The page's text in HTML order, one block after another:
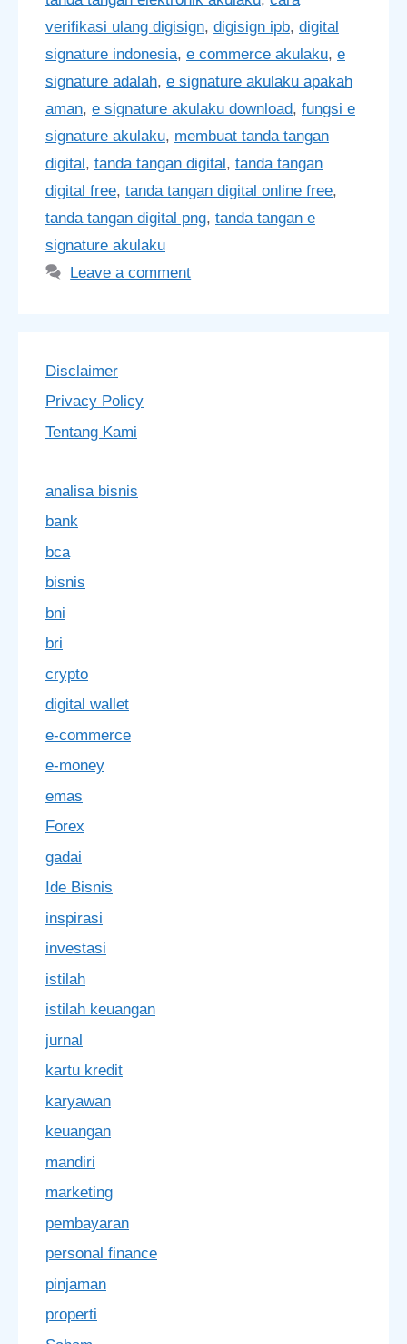
verifikasi ulang digisign, digisign ipb, digital
signature indonesia, e commerce akulaku, e
signature adalah, e signature akulaku apakah
aman, e signature akulaku download, fungsi e
signature akulaku, membuat tanda tangan
digital, tanda tangan digital, tanda tangan
digital free, tanda tangan digital online free,
tanda tangan digital png, tanda tangan e
signature akulaku
Leave a comment
Disclaimer
Privacy Policy
Tentang Kami
analisa bisnis
bank
bca
bisnis
bni
bri
crypto
digital wallet
e-commerce
e-money
emas
Forex
gadai
Ide Bisnis
inspirasi
investasi
istilah
istilah keuangan
jurnal
kartu kredit
karyawan
keuangan
mandiri
marketing
pembayaran
personal finance
pinjaman
properti